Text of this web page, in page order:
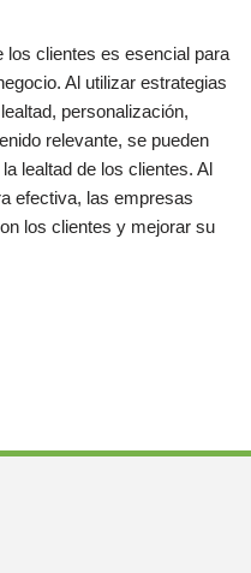
los clientes es esencial para
Al utilizar estrategias
personalización,
relevante, se pueden
lealtad de los clientes. Al
efectiva, las empresas
los clientes y mejorar su